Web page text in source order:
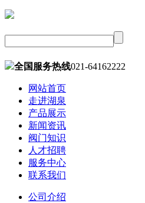
全国服务热线021-64162222
网站首页
走进湖泉
产品展示
新闻资讯
阀门知识
人才招聘
服务中心
联系我们
公司介绍